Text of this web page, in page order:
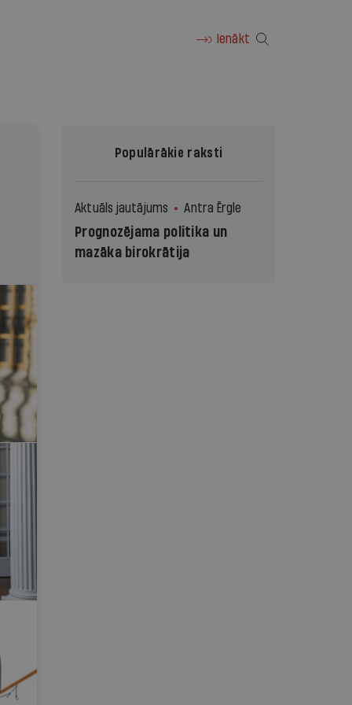
Ienākt
Populārākie raksti
Aktuāls jautājums Antra Ērgle
Prognozējama politika un
mazāka birokrātija